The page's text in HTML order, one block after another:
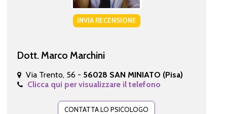
INVIA RECENSIONE
Dott. Marco Marchini
Via Trento, 56 - 56028 SAN MINIATO (Pisa)
Clicca qui per visualizzare il telefono
CONTATTA LO PSICOLOGO